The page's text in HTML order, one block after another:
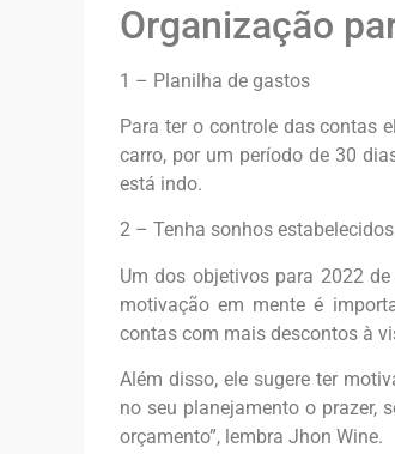
Organização
1 – Planilha de gastos
Para ter o controle das contas
carro, por um período de 30
está indo.
2 – Tenha sonhos estabelecidos
Um dos objetivos para 2022
motivação em mente é
contas com mais descontos à
Além disso, ele sugere ter
no seu planejamento o prazer,
orçamento”, lembra Jhon Wine.